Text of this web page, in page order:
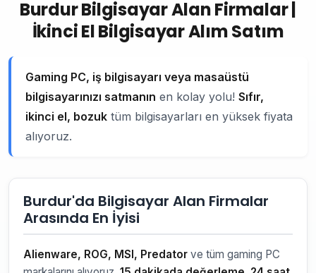
Burdur Bilgisayar Alan Firmalar |
İkinci El Bilgisayar Alım Satım
Gaming PC, iş bilgisayarı veya masaüstü
bilgisayarınızı satmanın en kolay yolu! Sıfır,
ikinci el, bozuk tüm bilgisayarları en yüksek fiyata
alıyoruz.
Burdur'da Bilgisayar Alan Firmalar
Arasında En İyisi
Alienware, ROG, MSI, Predator ve tüm gaming PC